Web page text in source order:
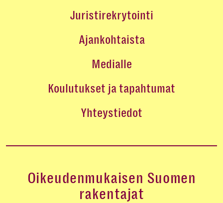
Juristirekrytointi
Ajankohtaista
Medialle
Koulutukset ja tapahtumat
Yhteystiedot
Oikeudenmukaisen Suomen
rakentajat